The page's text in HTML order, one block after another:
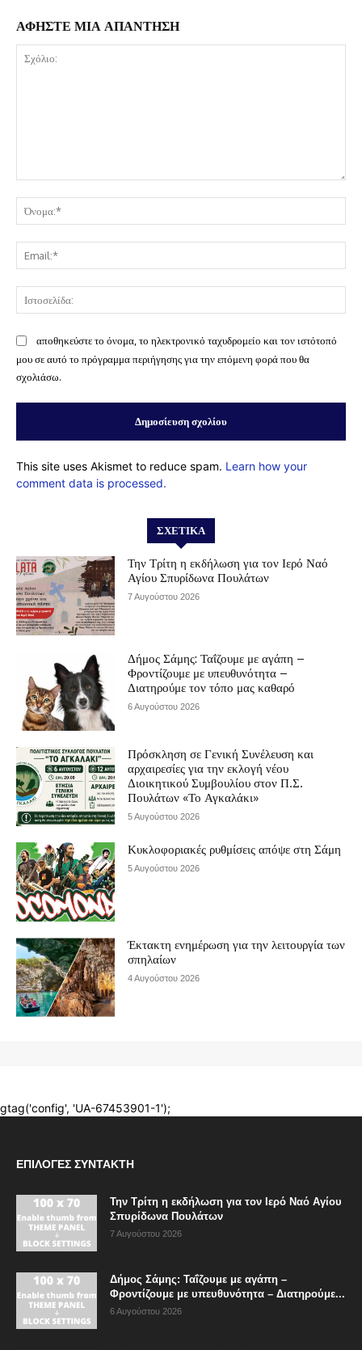
ΕΠΙΛΟΓΈΣ ΣΥΝΤΆΚΤΗ
Την Τρίτη η εκδήλωση για τον Ιερό Ναό Αγίου
Σπυρίδωνα Πουλάτων
7 Αυγούστου 2026
Δήμος Σάμης: Ταΐζουμε με αγάπη –
Φροντίζουμε με υπευθυνότητα – Διατηρούμε...
6 Αυγούστου 2026